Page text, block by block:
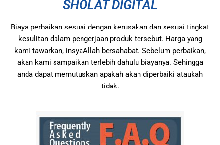
SHOLAT DIGITAL
Biaya perbaikan sesuai dengan kerusakan dan sesuai tingkat
kesulitan dalam pengerjaan produk tersebut. Harga yang
kami tawarkan, insyaAllah bersahabat. Sebelum perbaikan,
akan kami sampaikan terlebih dahulu biayanya. Sehingga
anda dapat memutuskan apakah akan diperbaiki ataukah
tidak.